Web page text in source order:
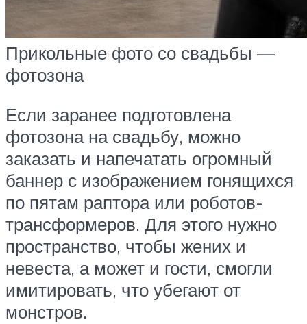
Прикольные фото со свадьбы —
фотозона
Если заранее подготовлена
фотозона на свадьбу, можно
заказать и напечатать огромный
баннер с изображением гонящихся
по пятам раптора или роботов-
трансформеров. Для этого нужно
пространство, чтобы жених и
невеста, а может и гости, смогли
имитировать, что убегают от
монстров.